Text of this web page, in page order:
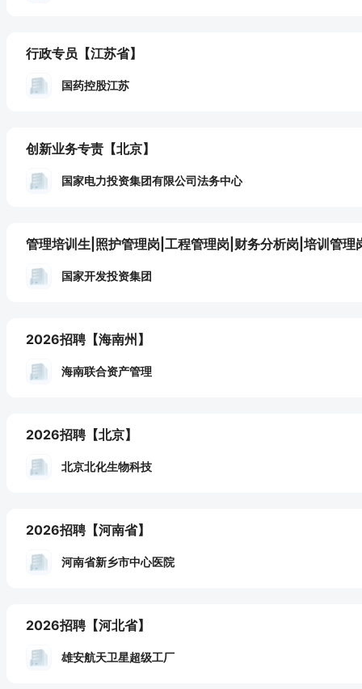
行政专员 【江苏省】
国药控股江苏
创新业务专责 【北京】
国家电力投资集团有限公司法务中心
管理培训生|照护管理岗|工程管理岗|财务分析岗|培训管理
国家开发投资集团
2026招聘 【海南州】
海南联合资产管理
2026招聘 【北京】
北京北化生物科技
2026招聘 【河南省】
河南省新乡市中心医院
2026招聘 【河北省】
雄安航天卫星超级工厂